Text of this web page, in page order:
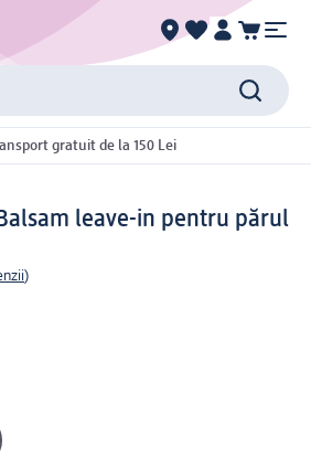
gratuit de la 150 Lei
leave-in pentru părul
)